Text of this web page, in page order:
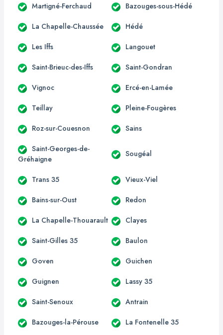
Martigné-Ferchaud Bazouges-sous-Hédé
La Chapelle-Chaussée Hédé
Les Iffs Langouet
Saint-Brieuc-des-Iffs Saint-Gondran
Vignoc Ercé-en-Lamée
Teillay Pleine-Fougères
Roz-sur-Couesnon Sains
Saint-Georges-de-
Gréhaigne
Sougéal
Trans 35 Vieux-Viel
Bains-sur-Oust Redon
La Chapelle-Thouarault Clayes
Saint-Gilles 35 Baulon
Goven Guichen
Guignen Lassy 35
Saint-Senoux Antrain
Bazouges-la-Pérouse La Fontenelle 35